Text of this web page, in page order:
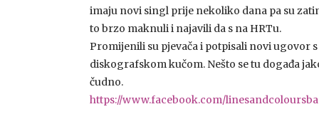
imaju novi singl prije nekoliko dana pa su
to brzo maknuli i najavili da s na HRTu.
Promijenili su pjevača i potpisali novi ugovor s
diskografskom kučom. Nešto se tu događa
čudno.
https://www.facebook.com/